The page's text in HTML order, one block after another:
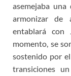
asemejaba
armonizar de
entablará
momento, se
sostenido por
transiciones